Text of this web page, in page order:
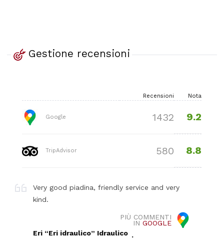
Gestione recensioni
Recensioni Nota
Google 1432 9.2
TripAdvisor 580 8.8
Very good piadina, friendly service and very
kind.
PIÙ COMMENTI
IN GOOGLE
Eri “Eri idraulico” Idraulico .